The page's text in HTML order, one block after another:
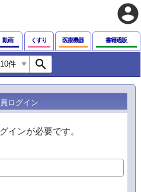
account_circle
動画 くすり 医療機器 書籍通販
search
ログイン
インが必要です。